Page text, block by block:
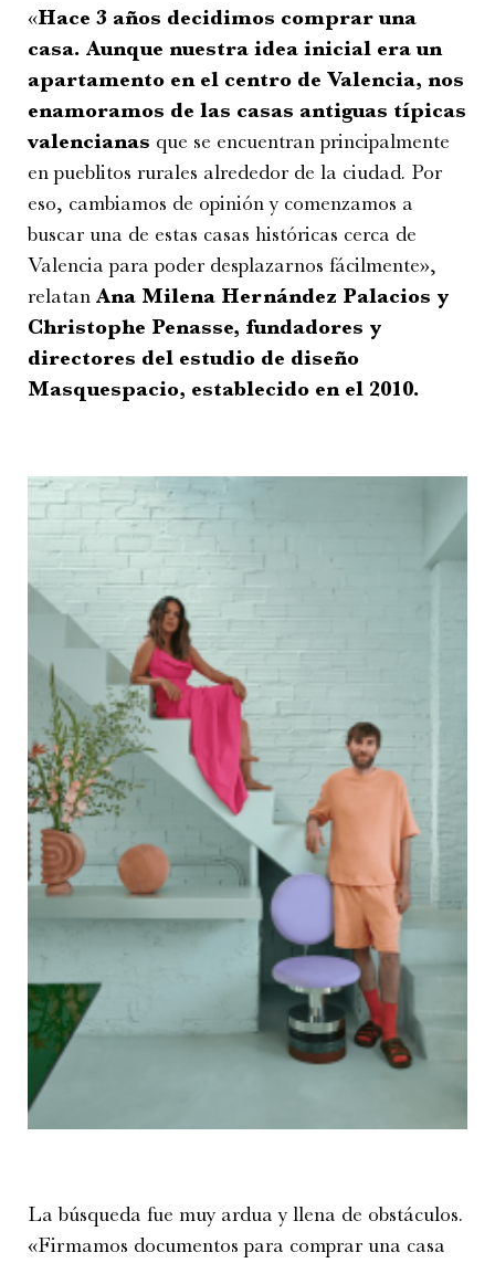
«Hace 3 años decidimos comprar una
casa. Aunque nuestra idea inicial era un
apartamento en el centro de Valencia, nos
enamoramos de las casas antiguas típicas
valencianas que se encuentran principalmente
en pueblitos rurales alrededor de la ciudad. Por
eso, cambiamos de opinión y comenzamos a
buscar una de estas casas históricas cerca de
Valencia para poder desplazarnos fácilmente»,
relatan Ana Milena Hernández Palacios y
Christophe Penasse, fundadores y
directores del estudio de diseño
Masquespacio, establecido en el 2010.
La búsqueda fue muy ardua y llena de obstáculos.
«Firmamos documentos para comprar una casa